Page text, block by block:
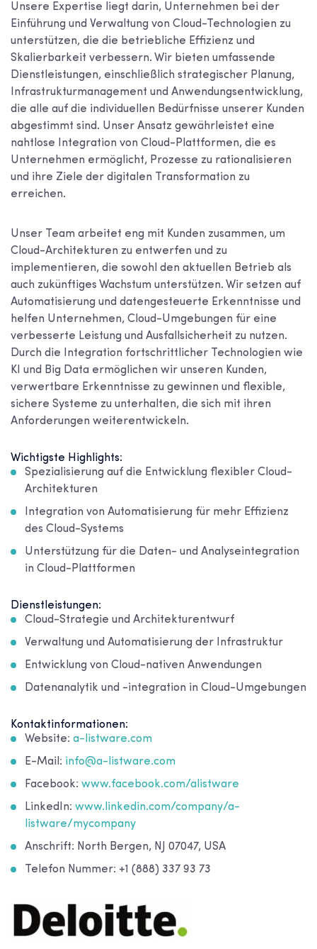
Unsere Expertise liegt darin, Unternehmen bei der
Einführung und Verwaltung von Cloud-Technologien zu
unterstützen, die die betriebliche Effizienz und
Skalierbarkeit verbessern. Wir bieten umfassende
Dienstleistungen, einschließlich strategischer Planung,
Infrastrukturmanagement und Anwendungsentwicklung,
die alle auf die individuellen Bedürfnisse unserer Kunden
abgestimmt sind. Unser Ansatz gewährleistet eine
nahtlose Integration von Cloud-Plattformen, die es
Unternehmen ermöglicht, Prozesse zu rationalisieren
und ihre Ziele der digitalen Transformation zu
erreichen.
Unser Team arbeitet eng mit Kunden zusammen, um
Cloud-Architekturen zu entwerfen und zu
implementieren, die sowohl den aktuellen Betrieb als
auch zukünftiges Wachstum unterstützen. Wir setzen auf
Automatisierung und datengesteuerte Erkenntnisse und
helfen Unternehmen, Cloud-Umgebungen für eine
verbesserte Leistung und Ausfallsicherheit zu nutzen.
Durch die Integration fortschrittlicher Technologien wie
KI und Big Data ermöglichen wir unseren Kunden,
verwertbare Erkenntnisse zu gewinnen und flexible,
sichere Systeme zu unterhalten, die sich mit ihren
Anforderungen weiterentwickeln.
Wichtigste Highlights:
Spezialisierung auf die Entwicklung flexibler Cloud-
Architekturen
Integration von Automatisierung für mehr Effizienz
des Cloud-Systems
Unterstützung für die Daten- und Analyseintegration
in Cloud-Plattformen
Dienstleistungen:
Cloud-Strategie und Architekturentwurf
Verwaltung und Automatisierung der Infrastruktur
Entwicklung von Cloud-nativen Anwendungen
Datenanalytik und -integration in Cloud-Umgebungen
Kontaktinformationen:
Website: a-listware.com
E-Mail: info@a-listware.com
Facebook: www.facebook.com/alistware
LinkedIn: www.linkedin.com/company/a-
listware/mycompany
Anschrift: North Bergen, NJ 07047, USA
Telefon Nummer: +1 (888) 337 93 73